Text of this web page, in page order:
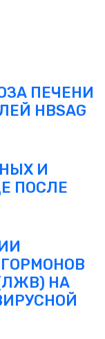
ПЕЧЕНИ
HBSAG
И
ПОСЛЕ
НА